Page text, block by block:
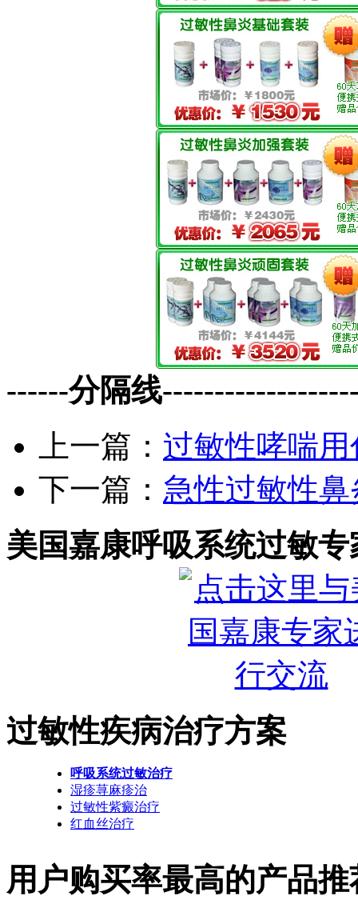
------分隔线
上一篇： 过敏性哮喘
下一篇： 急性过敏性
美国嘉康呼吸系统过敏
过敏性疾病治疗方案
呼吸系统过敏治疗
湿疹荨麻疹治
过敏性紫癜治疗
红血丝治疗
用户购买率最高的产品推